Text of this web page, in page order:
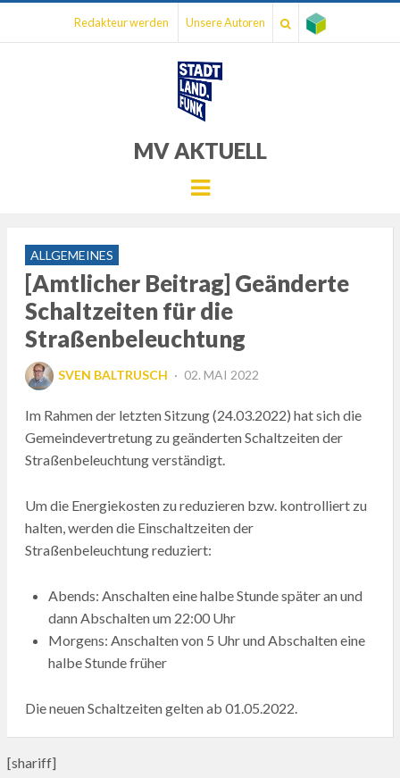
Redakteur werden Unsere Autoren
MV AKTUELL
Menu
ALLGEMEINES
[Amtlicher Beitrag] Geänderte
Schaltzeiten für die
Straßenbeleuchtung
SVEN BALTRUSCH
POSTED
02. MAI 2022
Im Rahmen der letzten Sitzung (24.03.2022) hat sich die
Gemeindevertretung zu geänderten Schaltzeiten der
Straßenbeleuchtung verständigt.
Um die Energiekosten zu reduzieren bzw. kontrolliert zu
halten, werden die Einschaltzeiten der
Straßenbeleuchtung reduziert:
Abends: Anschalten eine halbe Stunde später an und
dann Abschalten um 22:00 Uhr
Morgens: Anschalten von 5 Uhr und Abschalten eine
halbe Stunde früher
Die neuen Schaltzeiten gelten ab 01.05.2022.
[shariff]